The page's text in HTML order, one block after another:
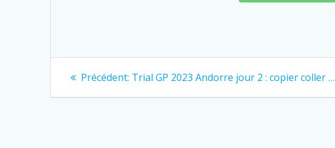
Précédent: Trial GP 2023 Andorre jour 2 : copier coller …